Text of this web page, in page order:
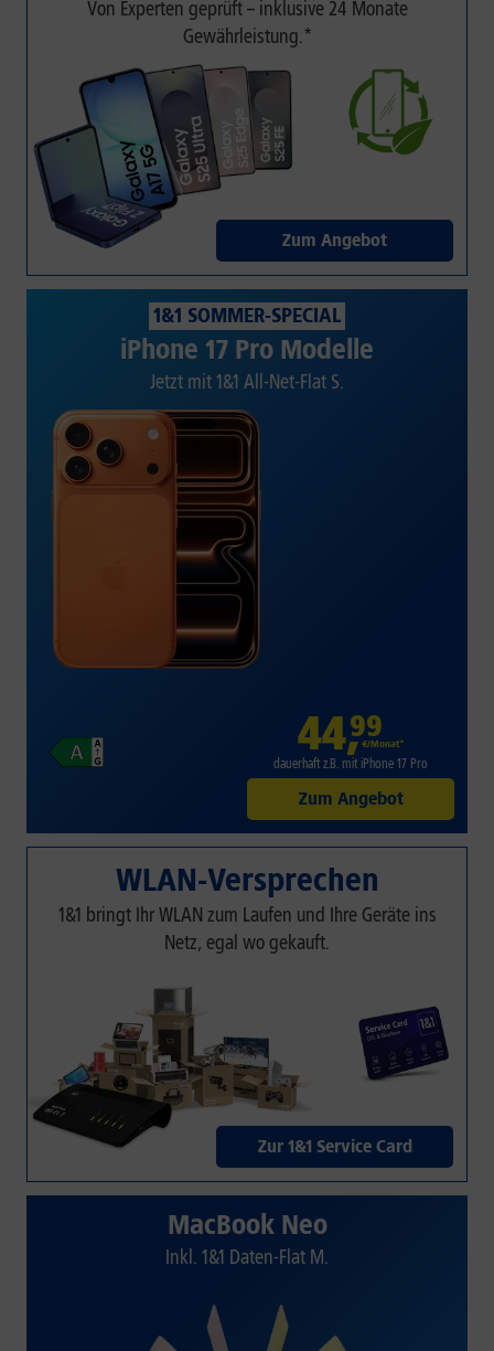
Von Experten geprüft – inklusive 24 Monate
Gewährleistung.*
Zum Angebot
1&1 SOMMER-SPECIAL
iPhone 17 Pro Modelle
Jetzt mit 1&1 All-Net-Flat S.
44,99
€/Monat*
dauerhaft z.B. mit iPhone 17 Pro
Zum Angebot
WLAN-Versprechen
1&1 bringt Ihr WLAN zum Laufen und Ihre Geräte ins
Netz, egal wo gekauft.
Zur 1&1 Service Card
MacBook Neo
Inkl. 1&1 Daten-Flat M.